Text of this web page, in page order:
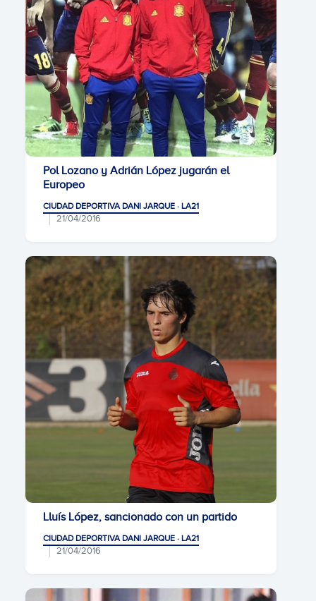
Pol Lozano y Adrián López jugarán el
Europeo
CIUDAD DEPORTIVA DANI JARQUE · LA21
21/04/2016
Lluís López, sancionado con un partido
CIUDAD DEPORTIVA DANI JARQUE · LA21
21/04/2016